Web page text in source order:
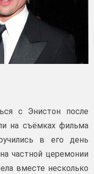
с Энистон после
на съёмках фильма
в его день
частной церемонии
вместе несколько